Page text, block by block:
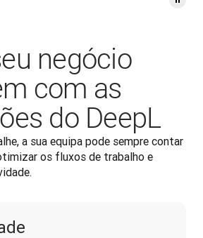
negócio
com as
do DeepL
a sua equipa pode sempre contar
os fluxos de trabalho e